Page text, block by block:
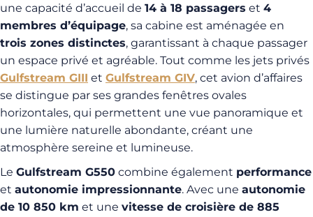
une capacité d’accueil de 14 à 18 passagers et 4
membres d’équipage, sa cabine est aménagée en
trois zones distinctes, garantissant à chaque passager
un espace privé et agréable. Tout comme les jets privés
Gulfstream GIII et Gulfstream GIV, cet avion d’affaires
se distingue par ses grandes fenêtres ovales
horizontales, qui permettent une vue panoramique et
une lumière naturelle abondante, créant une
atmosphère sereine et lumineuse.
Le Gulfstream G550 combine également performance
et autonomie impressionnante. Avec une autonomie
de 10 850 km et une vitesse de croisière de 885